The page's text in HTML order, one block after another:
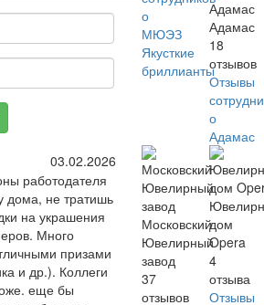
03.02.2026
работодателя
дома, не тратишь
на украшения
Много
призами
и др.). Коллеги
еще бы
о
МЮЭЗ
Якусткие
бриллианты
Адамас
18
отзывов
Отзывы
о
Адамас
Московский
Ювелирный
завод
37
отзывов
дом
Opera
4
отзыва
Отзывы